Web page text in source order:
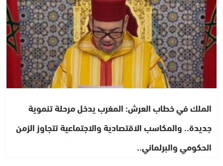
الملك في خطاب العرش: المغرب يدخل مرحلة تنموية
جديدة.. والمكاسب الاقتصادية والاجتماعية تتجاوز الزمن
الحكومي والبرلماني..